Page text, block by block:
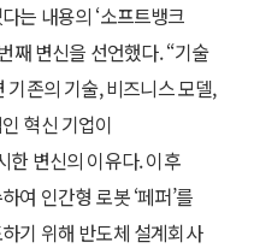
는 내용의 ‘소프트뱅크
째 변신을 선언했다. “기술
존의 기술, 비즈니스 모델,
혁신 기업이
한 변신의 이유다. 이후
여 인간형 로봇 ‘페퍼’를
기 위해 반도체 설계회사